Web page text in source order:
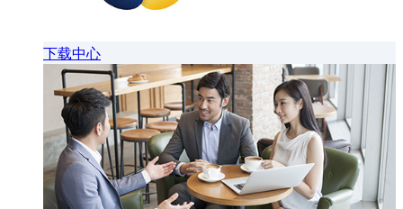
下载中心